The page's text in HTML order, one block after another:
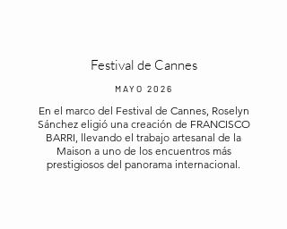
Festival de Cannes
MAYO 2026
En el marco del Festival de Cannes, Roselyn
Sánchez eligió una creación de FRANCISCO
BARRI, llevando el trabajo artesanal de la
Maison a uno de los encuentros más
prestigiosos del panorama internacional.